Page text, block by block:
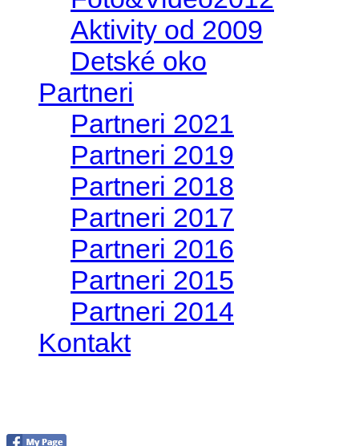
Aktivity od 2009
Detské oko
Partneri
Partneri 2021
Partneri 2019
Partneri 2018
Partneri 2017
Partneri 2016
Partneri 2015
Partneri 2014
Kontakt